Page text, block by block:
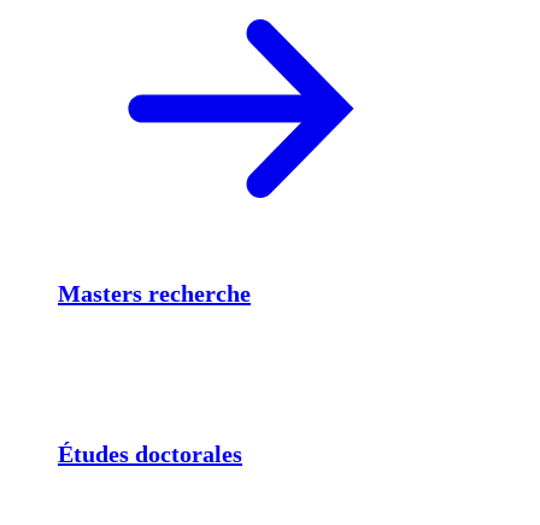
Masters recherche
Études doctorales